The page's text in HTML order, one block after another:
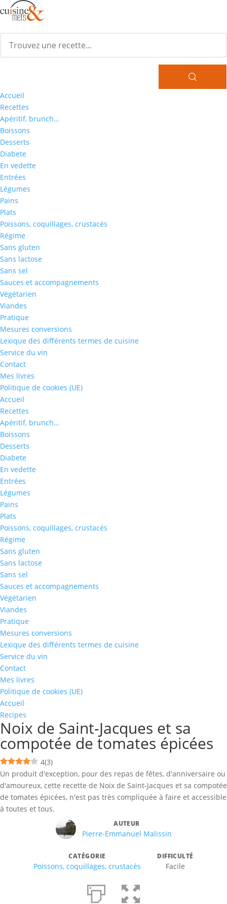
Accueil
Recettes
Apéritif, brunch…
Boissons
Desserts
Diabete
En vedette
Entrées
Légumes
Pains
Plats
Poissons, coquillages, crustacés
Régime
Sans gluten
Sans lactose
Sans sel
Sauces et accompagnements
Végétarien
Viandes
Pratique
Mesures conversions
Lexique des différents termes de cuisine
Service du vin
Contact
Mes livres
Politique de cookies (UE)
Accueil
Recettes
Apéritif, brunch…
Boissons
Desserts
Diabete
En vedette
Entrées
Légumes
Pains
Plats
Poissons, coquillages, crustacés
Régime
Sans gluten
Sans lactose
Sans sel
Sauces et accompagnements
Végétarien
Viandes
Pratique
Mesures conversions
Lexique des différents termes de cuisine
Service du vin
Contact
Mes livres
Politique de cookies (UE)
Accueil
Recipes
Noix de Saint-Jacques et sa
compotée de tomates épicées
4(3)
Un produit d'exception, pour des repas de fêtes, d'anniversaire ou
d'amoureux, cette recette de Noix de Saint-Jacques et sa compotée
de tomates épicées, n'est pas très compliquée à faire et accessible
à toutes et tous.
AUTEUR
Pierre-Emmanuel Malissin
CATÉGORIE
Poissons, coquillages, crustacés
DIFFICULTÉ
Facile